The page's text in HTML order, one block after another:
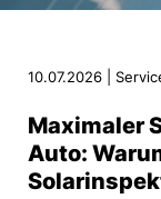
10.07.2026 |
Maximaler
Auto: